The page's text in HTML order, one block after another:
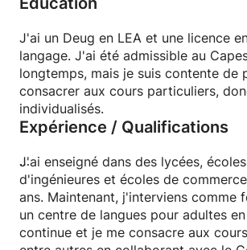
cours.
J'ai un Deug en LEA et une licence
langage. J'ai été admissible au
longtemps, mais je suis contente de
consacrer aux cours particuliers,
individualisés.
Expérience / Qualifications
J'ai enseigné dans des lycées,
d'ingénieures et écoles de
ans. Maintenant, j'interviens comme
un centre de langues pour adultes
continue et je me consacre aux